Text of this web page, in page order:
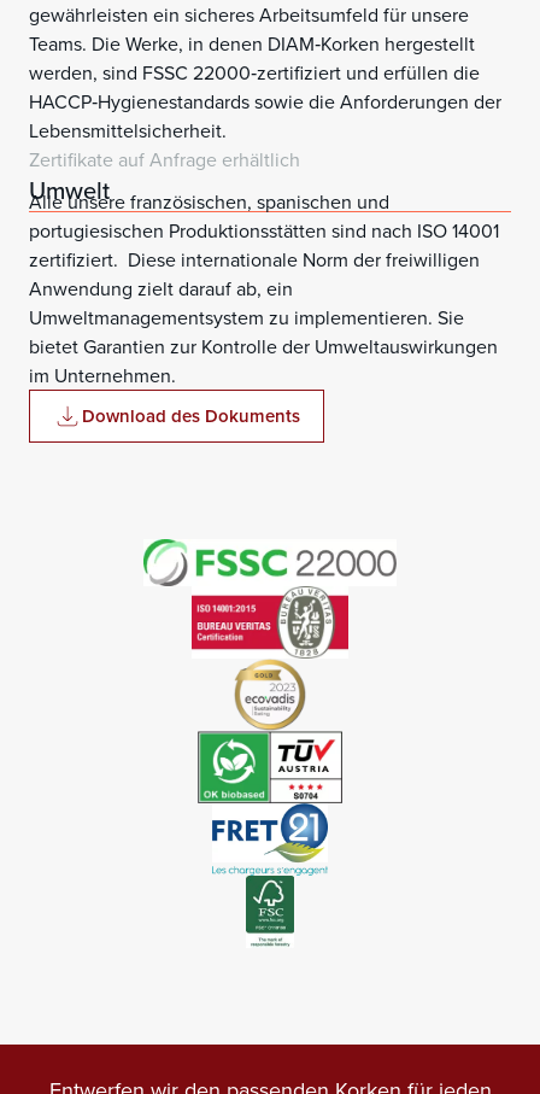
gewährleisten ein sicheres Arbeitsumfeld für unsere
Teams. Die Werke, in denen DIAM‑Korken hergestellt
werden, sind FSSC 22000‑zertifiziert und erfüllen die
HACCP‑Hygienestandards sowie die Anforderungen der
Lebensmittelsicherheit.
Zertifikate auf Anfrage erhältlich
Umwelt
Alle unsere französischen, spanischen und
portugiesischen Produktionsstätten sind nach ISO 14001
zertifiziert. Diese internationale Norm der freiwilligen
Anwendung zielt darauf ab, ein
Umweltmanagementsystem zu implementieren. Sie
bietet Garantien zur Kontrolle der Umweltauswirkungen
im Unternehmen.
Download des Dokuments